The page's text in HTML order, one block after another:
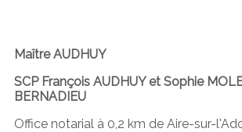
Maître AUDHUY
SCP François AUDHUY et Sophie
BERNADIEU
Office notarial à 0,2 km de Aire-sur-